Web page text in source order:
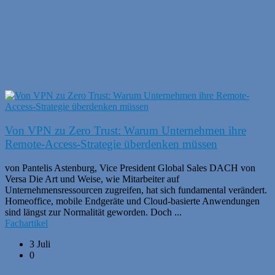
Von VPN zu Zero Trust: Warum Unternehmen ihre
Remote-Access-Strategie überdenken müssen
von Pantelis Astenburg, Vice President Global Sales DACH von
Versa Die Art und Weise, wie Mitarbeiter auf
Unternehmensressourcen zugreifen, hat sich fundamental verändert.
Homeoffice, mobile Endgeräte und Cloud-basierte Anwendungen
sind längst zur Normalität geworden. Doch ...
Fachartikel
3 Juli
0